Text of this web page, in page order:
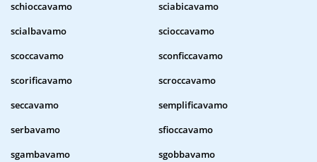
schioccavamo
sciabicavamo
scialbavamo
scioccavamo
scoccavamo
sconficcavamo
scorificavamo
scroccavamo
seccavamo
semplificavamo
serbavamo
sfioccavamo
sgambavamo
sgobbavamo